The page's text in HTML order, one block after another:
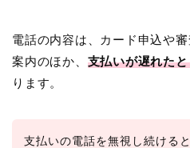
電話の内容は、カード申込や
案内のほか、 支払いが遅れた
ります。
支払いの電話を無視し続ける